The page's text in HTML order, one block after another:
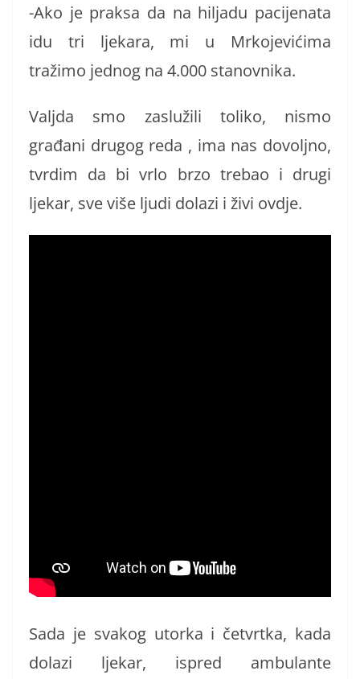
-Ako je praksa da na hiljadu pacijenata
idu tri ljekara, mi u Mrkojevićima
tražimo jednog na 4.000 stanovnika.
Valjda smo zaslužili toliko, nismo
građani drugog reda , ima nas dovoljno,
tvrdim da bi vrlo brzo trebao i drugi
ljekar, sve više ljudi dolazi i živi ovdje.
Sada je svakog utorka i četvrtka, kada
dolazi ljekar, ispred ambulante